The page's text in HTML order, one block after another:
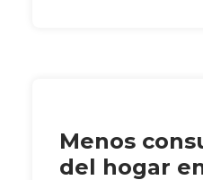
Menos
del hogar